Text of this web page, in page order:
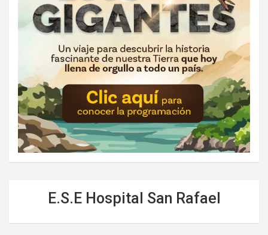
E.S.E Hospital San Rafael